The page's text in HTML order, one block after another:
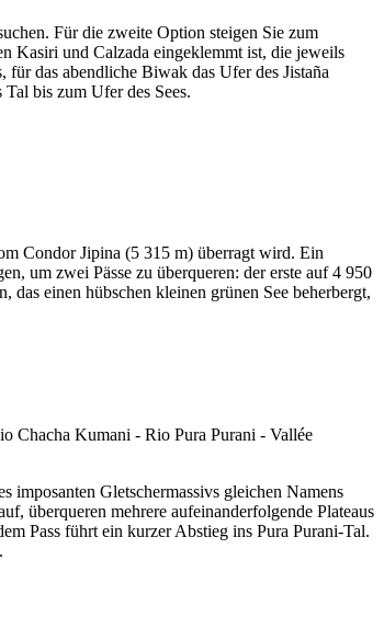
Für die zweite Option steigen Sie zum
Kasiri und Calzada eingeklemmt ist, die jeweils
das abendliche Biwak das Ufer des Jistaña
bis zum Ufer des Sees.
Condor Jipina (5 315 m) überragt wird. Ein
um zwei Pässe zu überqueren: der erste auf 4 950
einen hübschen kleinen grünen See beherbergt,
imposanten Gletschermassivs gleichen Namens
überqueren mehrere aufeinanderfolgende Plateaus
Pass führt ein kurzer Abstieg ins Pura Purani-Tal.